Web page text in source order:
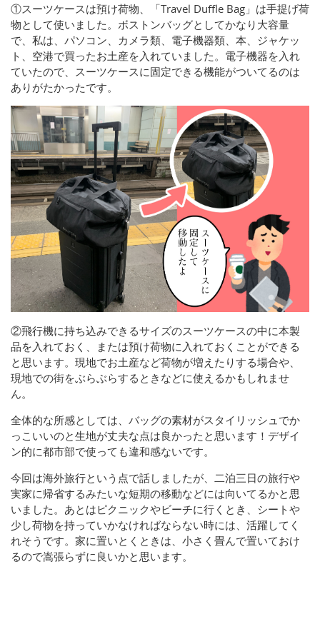
①スーツケースは預け荷物、「Travel Duffle Bag」は手提げ荷
物として使いました。ボストンバッグとしてかなり大容量
で、私は、パソコン、カメラ類、電子機器類、本、ジャケッ
ト、空港で買ったお土産を入れていました。電子機器を入れ
ていたので、スーツケースに固定できる機能がついてるのは
ありがたかったです。
②飛行機に持ち込みできるサイズのスーツケースの中に本製
品を入れておく、または預け荷物に入れておくことができる
と思います。現地でお土産など荷物が増えたりする場合や、
現地での街をぶらぶらするときなどに使えるかもしれませ
ん。
全体的な所感としては、バッグの素材がスタイリッシュでか
っこいいのと生地が丈夫な点は良かったと思います！デザイ
ン的に都市部で使っても違和感ないです。
今回は海外旅行という点で話しましたが、二泊三日の旅行や
実家に帰省するみたいな短期の移動などには向いてるかと思
いました。あとはピクニックやビーチに行くとき、シートや
少し荷物を持っていかなければならない時には、活躍してく
れそうです。家に置いとくときは、小さく畳んで置いておけ
るので嵩張らずに良いかと思います。